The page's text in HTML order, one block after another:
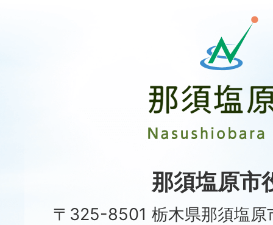
原
市
City
那須塩原市
〒325-8501 栃木県那須塩原